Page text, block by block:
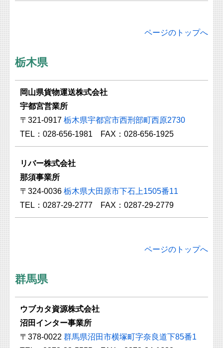
ページのトップへ
栃木県
岡山県貨物運送株式会社
宇都宮営業所
〒321-0917 栃木県宇都宮市西刑部町西原2730
TEL：028-656-1981 FAX：028-656-1925
リバー株式会社
那須事業所
〒324-0036 栃木県大田原市下石上1505番11
TEL：0287-29-2777 FAX：0287-29-2779
ページのトップへ
群馬県
ウブカタ資源株式会社
沼田インター事業所
〒378-0022 群馬県沼田市横塚町字奈良道下85番1